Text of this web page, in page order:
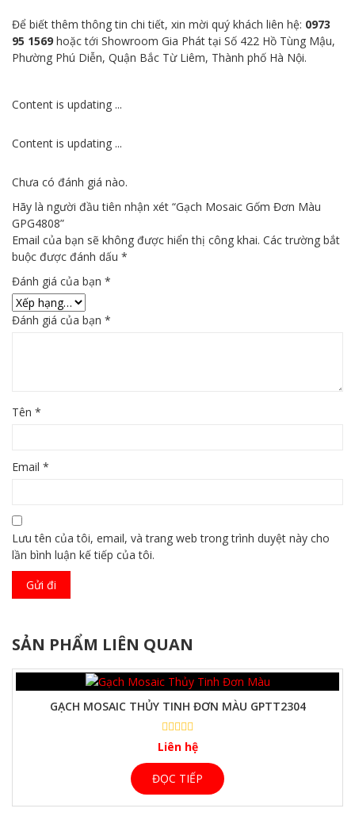
Để biết thêm thông tin chi tiết, xin mời quý khách liên hệ: 0973
95 1569 hoặc tới Showroom Gia Phát tại Số 422 Hồ Tùng Mậu,
Phường Phú Diễn, Quận Bắc Từ Liêm, Thành phố Hà Nội.
Content is updating ...
Content is updating ...
Chưa có đánh giá nào.
Hãy là người đầu tiên nhận xét “Gạch Mosaic Gốm Đơn Màu
GPG4808”
Email của bạn sẽ không được hiển thị công khai. Các trường bắt
buộc được đánh dấu *
Đánh giá của bạn *
Đánh giá của bạn *
Tên *
Email *
Lưu tên của tôi, email, và trang web trong trình duyệt này cho
lần bình luận kế tiếp của tôi.
SẢN PHẨM LIÊN QUAN
GẠCH MOSAIC THỦY TINH ĐƠN MÀU GPTT2304
Liên hệ
ĐỌC TIẾP